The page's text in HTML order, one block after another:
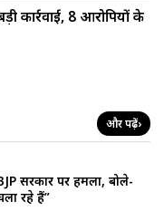
कार्रवाई, 8 आरोपियों के
और पढ़ें›
सरकार पर हमला, बोले-
रहे हैं”